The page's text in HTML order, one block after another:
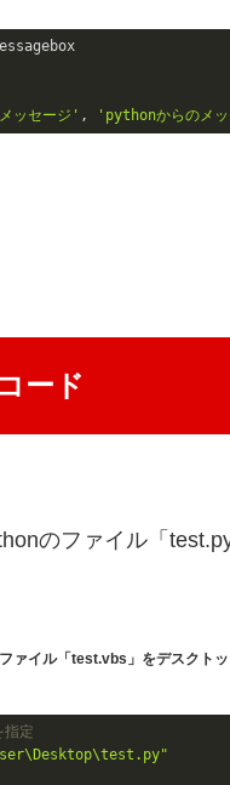
ッセージ' , 'pythonからのメ
ード
のファイル「
イル「test.vbs」をデスクトッ
定